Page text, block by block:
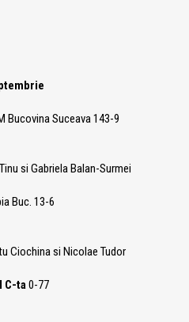
Bucovina Suceava 143-9
si Gabriela Balan-Surmei
Buc. 13-6
Ciochina si Nicolae Tudor
C-ta0-77